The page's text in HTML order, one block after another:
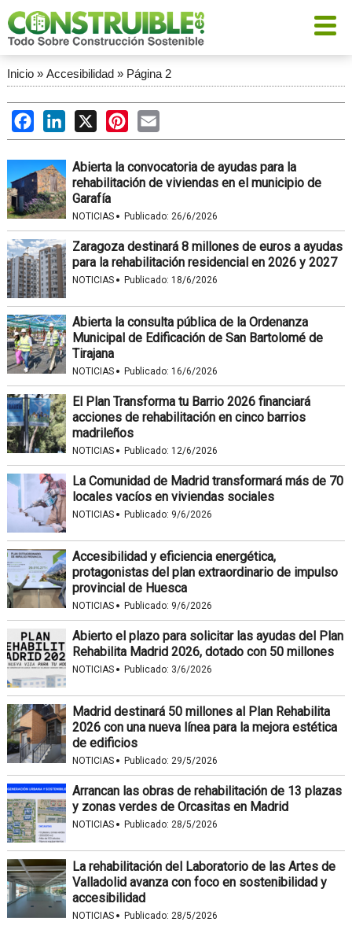
Inicio» Accesibilidad» Página 2
FacebookLinkedIn
X PinterestEmail
Abierta la convocatoria de ayudas para la
rehabilitación de viviendas en el municipio de
Garafía
NOTICIAS · Publicado: 26/6/2026
Zaragoza destinará 8 millones de euros a ayudas
para la rehabilitación residencial en 2026 y 2027
NOTICIAS · Publicado: 18/6/2026
Abierta la consulta pública de la Ordenanza
Municipal de Edificación de San Bartolomé de
Tirajana
NOTICIAS · Publicado: 16/6/2026
El Plan Transforma tu Barrio 2026 financiará
acciones de rehabilitación en cinco barrios
madrileños
NOTICIAS · Publicado: 12/6/2026
La Comunidad de Madrid transformará más de 70
locales vacíos en viviendas sociales
NOTICIAS · Publicado: 9/6/2026
Accesibilidad y eficiencia energética,
protagonistas del plan extraordinario de impulso
provincial de Huesca
NOTICIAS · Publicado: 9/6/2026
Abierto el plazo para solicitar las ayudas del Plan
Rehabilita Madrid 2026, dotado con 50 millones
NOTICIAS · Publicado: 3/6/2026
Madrid destinará 50 millones al Plan Rehabilita
2026 con una nueva línea para la mejora estética
de edificios
NOTICIAS · Publicado: 29/5/2026
Arrancan las obras de rehabilitación de 13 plazas
y zonas verdes de Orcasitas en Madrid
NOTICIAS · Publicado: 28/5/2026
La rehabilitación del Laboratorio de las Artes de
Valladolid avanza con foco en sostenibilidad y
accesibilidad
NOTICIAS · Publicado: 28/5/2026